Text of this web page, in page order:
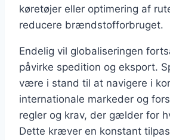
køretøjer eller optimering af
reducere brændstofforbruget.
Endelig vil globaliseringen
påvirke spedition og eksport.
være i stand til at navigere i
internationale markeder og
regler og krav, der gælder for
Dette kræver en konstant